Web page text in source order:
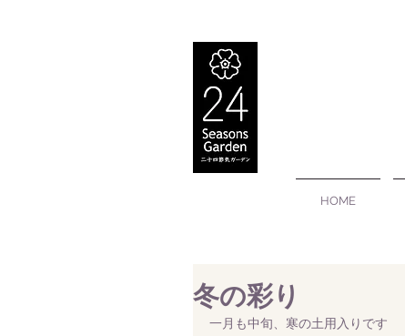
HOME
冬の彩り
一月も中旬、寒の土用入りです